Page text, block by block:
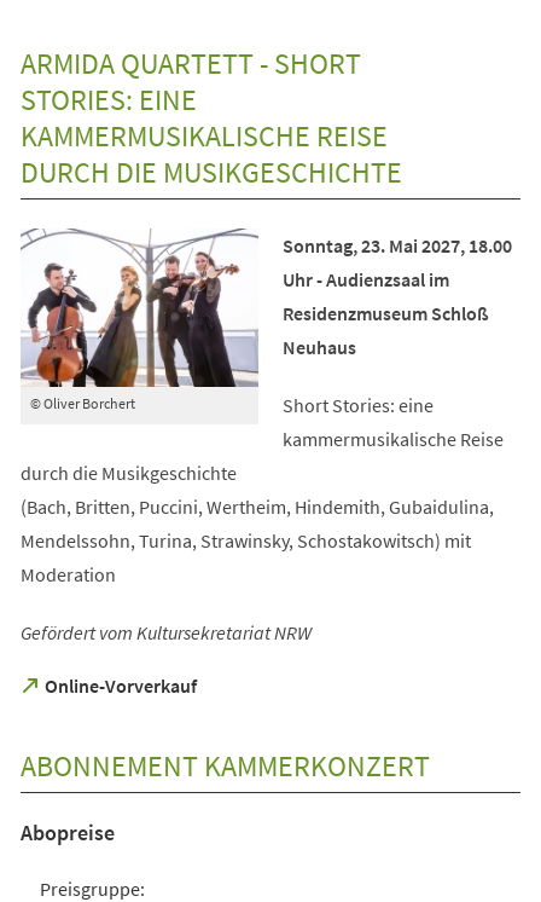
neuen
Tab)
ARMIDA QUARTETT - SHORT
STORIES: EINE
KAMMERMUSIKALISCHE REISE
DURCH DIE MUSIKGESCHICHTE
© Oliver Borchert
Sonntag, 23. Mai 2027, 18.00
Uhr - Audienzsaal im
Residenzmuseum Schloß
Neuhaus
Short Stories: eine
kammermusikalische Reise
durch die Musikgeschichte
(Bach, Britten, Puccini, Wertheim, Hindemith, Gubaidulina,
Mendelssohn, Turina, Strawinsky, Schostakowitsch) mit
Moderation
Gefördert vom Kultursekretariat NRW
Online-Vorverkauf
(Öffnet
neuen
Tab)
ABONNEMENT KAMMERKONZERT
Abopreise
Preisgruppe: